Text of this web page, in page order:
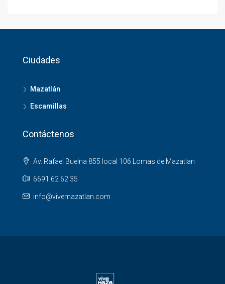
Ciudades
Mazatlán
Escamillas
Contáctenos
Av. Rafael Buelna 855 local 106 Lomas de Mazatlan
6691 62 62 35
info@vivemazatlan.com